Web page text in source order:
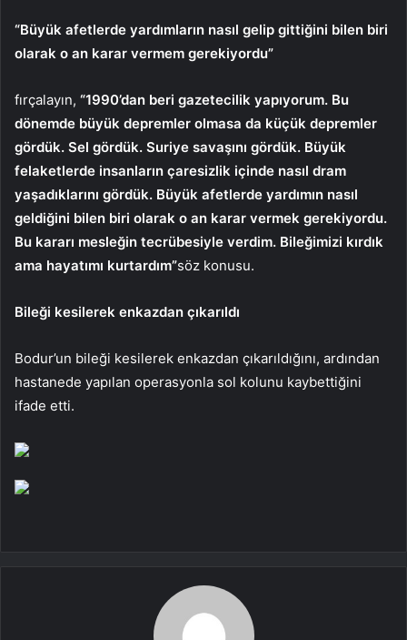
“Büyük afetlerde yardımların nasıl gelip gittiğini bilen biri
olarak o an karar vermem gerekiyordu”
fırçalayın, “1990’dan beri gazetecilik yapıyorum. Bu
dönemde büyük depremler olmasa da küçük depremler
gördük. Sel gördük. Suriye savaşını gördük. Büyük
felaketlerde insanların çaresizlik içinde nasıl dram
yaşadıklarını gördük. Büyük afetlerde yardımın nasıl
geldiğini bilen biri olarak o an karar vermek gerekiyordu.
Bu kararı mesleğin tecrübesiyle verdim. Bileğimizi kırdık
ama hayatımı kurtardım”söz konusu.
Bileği kesilerek enkazdan çıkarıldı
Bodur’un bileği kesilerek enkazdan çıkarıldığını, ardından
hastanede yapılan operasyonla sol kolunu kaybettiğini
ifade etti.